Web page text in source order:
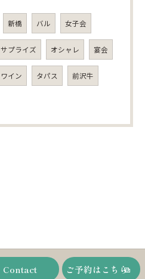
新橋 バル 女子会
サプライズ オシャレ 宴会
ワイン タパス 前沢牛
Contact ご予約はこちら